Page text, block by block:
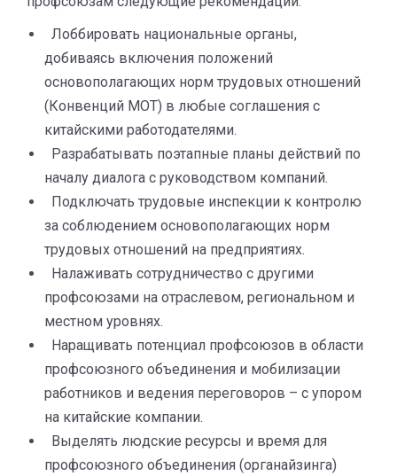
Лоббировать национальные органы,
добиваясь включения положений
основополагающих норм трудовых отношений
(Конвенций МОТ) в любые соглашения с
китайскими работодателями.
Разрабатывать поэтапные планы действий по
началу диалога с руководством компаний.
Подключать трудовые инспекции к контролю
за соблюдением основополагающих норм
трудовых отношений на предприятиях.
Налаживать сотрудничество с другими
профсоюзами на отраслевом, региональном и
местном уровнях.
Наращивать потенциал профсоюзов в области
профсоюзного объединения и мобилизации
работников и ведения переговоров – с упором
на китайские компании.
Выделять людские ресурсы и время для
профсоюзного объединения (органайзинга)